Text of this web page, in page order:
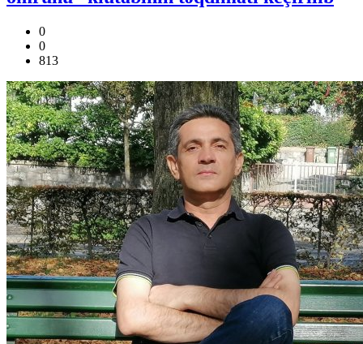
0
0
813